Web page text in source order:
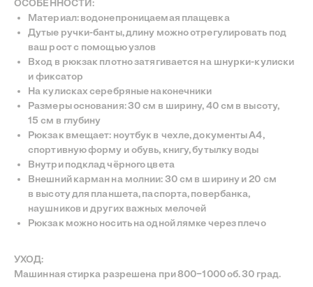
ОСОБЕННОСТИ:
Материал: водонепроницаемая плащевка
Дутые ручки-банты, длину можно отрегулировать под
ваш рост с помощью узлов
Вход в рюкзак плотно затягивается на шнурки-кулиски
и фиксатор
На кулисках серебряные наконечники
Размеры основания: 30 см в ширину, 40 см в высоту,
15 см в глубину
Рюкзак вмещает: ноутбук в чехле, документы А4,
спортивную форму и обувь, книгу, бутылку воды
Внутри подклад чёрного цвета
Внешний карман на молнии: 30 см в ширину и 20 см
в высоту для планшета, паспорта, повербанка,
наушников и других важных мелочей
Рюкзак можно носить на одной лямке через плечо
УХОД:
Машинная стирка разрешена при 800−1000 об. 30 град.
INSTAGRAM
СПРОЕКТИРОВАНО
NON-OBJECTIVE
BECENTAUREA
— СДЕЛАНО С ЛЮБОВЬЮ